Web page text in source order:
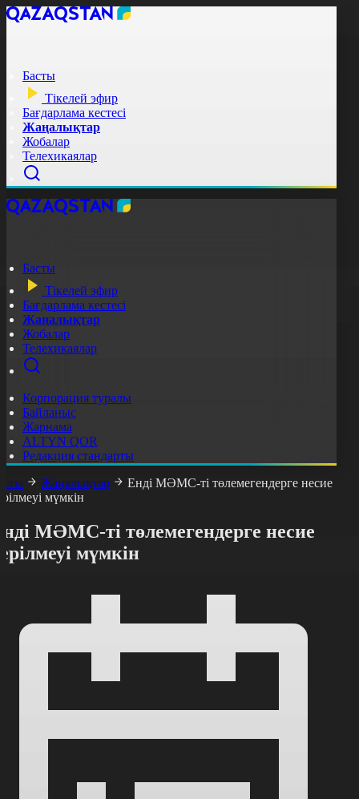
Басты
Тікелей эфир
Бағдарлама кестесі
Жаңалықтар
Жобалар
Телехикаялар
Басты
Тікелей эфир
Бағдарлама кестесі
Жаңалықтар
Жобалар
Телехикаялар
Корпорация туралы
Байланыс
Жарнама
ALTYN QOR
Редакция стандарты
Жаңалықтар
Енді МӘМС-ті төлемегендерге несие
мүмкін
МӘМС-ті төлемегендерге несие
мүмкін